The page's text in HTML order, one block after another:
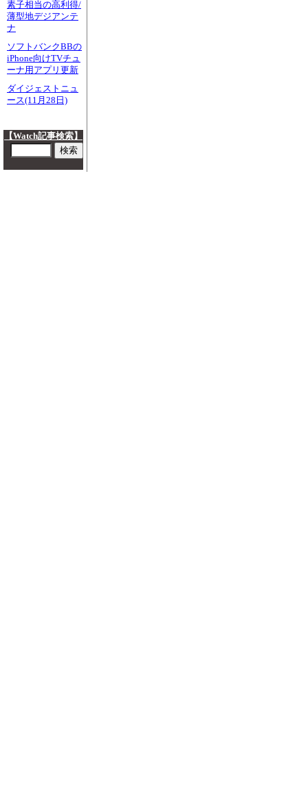
素子相当の高利得/
薄型地デジアンテ
ナ
ソフトバンクBBの
iPhone向けTVチュ
ーナ用アプリ更新
ダイジェストニュ
ース(11月28日)
【Watch記事検索】